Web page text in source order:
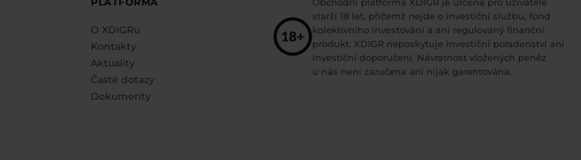
O XDIGRu
Kontakty
Aktuality
Časté dotazy
Dokumenty
starší 18 let, přičemž nejde o investiční službu, fond
kolektivního investování a ani regulovaný finanční
produkt. XDIGR neposkytuje investiční poradenství ani
investiční doporučení. Návratnost vložených peněz
u nás není zaručena ani nijak garantována.